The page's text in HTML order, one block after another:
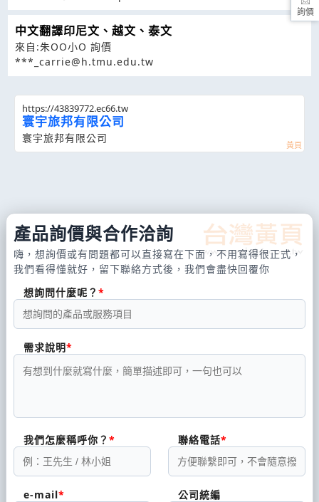
中文翻譯印尼文、越文、泰文
來自:朱OO小O 詢價
***_carrie@h.tmu.edu.tw
https://43839772.ec66.tw
寰宇旅邦有限公司
寰宇旅邦有限公司
產品詢價與合作洽詢
嗨，想詢價或有問題都可以直接寫在下面，不用寫得很正式，
我們看得懂就好，留下聯絡方式後，我們會盡快回覆你
想詢問什麼呢？
需求說明
我們怎麼稱呼你？ 聯絡電話
e-mail 公司統編
詢價